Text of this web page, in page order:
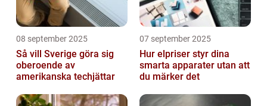
08 september 2025
Så vill Sverige göra sig
oberoende av
amerikanska techjättar
07 september 2025
Hur elpriser styr dina
smarta apparater utan att
du märker det